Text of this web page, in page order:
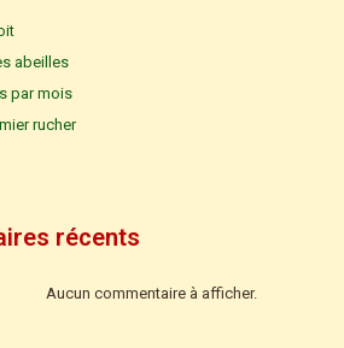
abeilles
par mois
rucher
récents
Aucun commentaire à afficher.